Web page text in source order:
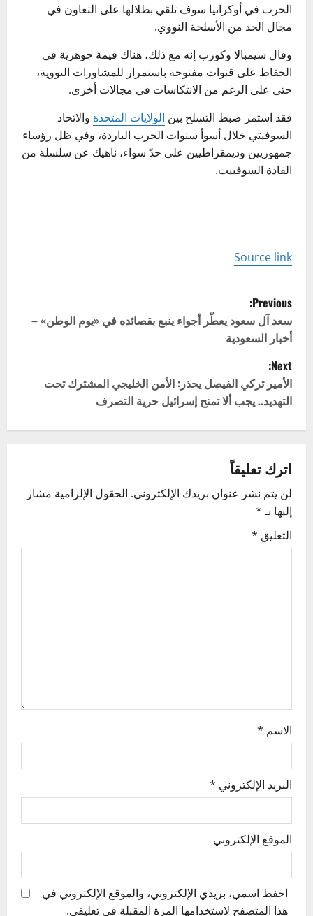
الحرب في أوكرانيا سوف تلقي بظلالها على التعاون في
مجال الحد من الأسلحة النووي.
وقال سيمبالا وكورب إنه مع ذلك، هناك قيمة جوهرية في
الحفاظ على قنوات مفتوحة باستمرار للمشاورات النووية،
حتى على الرغم من الانتكاسات في مجالات أخرى.
فقد استمر ضبط التسلح بين الولايات المتحدة والاتحاد
السوفيتي خلال أسوأ سنوات الحرب الباردة، وفي ظل رؤساء
جمهوريين وديمقراطيين على حدّ سواء، ناهيك عن سلسلة من
القادة السوفييت.
Source link
P
o
s
t
n
v
i
g
Previous:
سعد آل سعود يعطّر أجواء ينبع بقصائده في «يوم الوطن» –
أخبار السعودية
Next:
الأمير تركي الفيصل يحذر: الأمن الخليجي المشترك تحت
التهديد.. يجب ألا تمنح إسرائيل حرية التصرف
اترك تعليقاً
لن يتم نشر عنوان بريدك الإلكتروني. الحقول الإلزامية مشار
إليها بـ*
التعليق *
الاسم *
البريد الإلكتروني *
الموقع الإلكتروني
احفظ اسمي، بريدي الإلكتروني، والموقع الإلكتروني في
هذا المتصفح لاستخدامها المرة المقبلة في تعليقي.